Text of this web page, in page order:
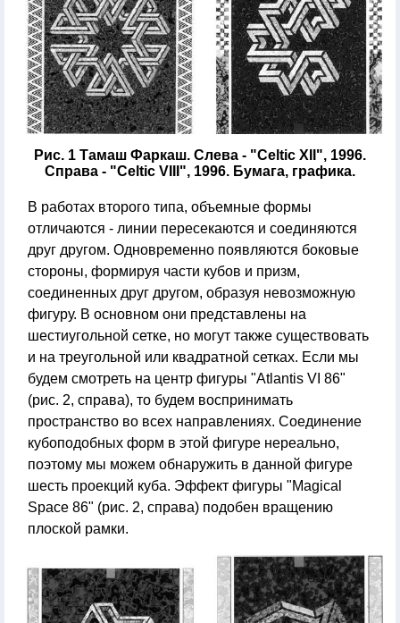
Рис. 1 Тамаш Фаркаш. Слева - "Celtic XII", 1996.
Справа - "Celtic VIII", 1996. Бумага, графика.
В работах второго типа, объемные формы
отличаются - линии пересекаются и соединяются
друг другом. Одновременно появляются боковые
стороны, формируя части кубов и призм,
соединенных друг другом, образуя невозможную
фигуру. В основном они представлены на
шестиугольной сетке, но могут также существовать
и на треугольной или квадратной сетках. Если мы
будем смотреть на центр фигуры "Atlantis VI 86"
(рис. 2, справа), то будем воспринимать
пространство во всех направлениях. Соединение
кубоподобных форм в этой фигуре нереально,
поэтому мы можем обнаружить в данной фигуре
шесть проекций куба. Эффект фигуры "Magical
Space 86" (рис. 2, справа) подобен вращению
плоской рамки.